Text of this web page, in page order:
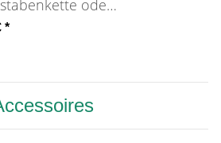
oder
*